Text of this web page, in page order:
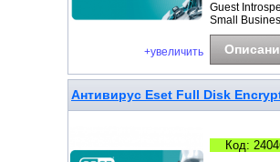
+увеличить
Guest
Small
Антивирус Eset Full Disk
Код: